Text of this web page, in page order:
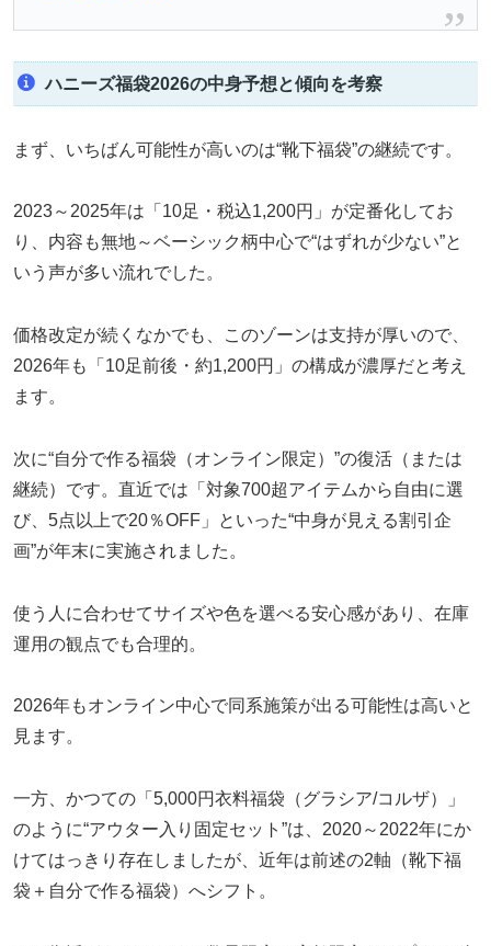
ハニーズ福袋2026の中身予想と傾向を考察
まず、いちばん可能性が高いのは“靴下福袋”の継続です。
2023～2025年は「10足・税込1,200円」が定番化してお
り、内容も無地～ベーシック柄中心で“はずれが少ない”と
いう声が多い流れでした。
価格改定が続くなかでも、このゾーンは支持が厚いので、
2026年も「10足前後・約1,200円」の構成が濃厚だと考え
ます。
次に“自分で作る福袋（オンライン限定）”の復活（または
継続）です。直近では「対象700超アイテムから自由に選
び、5点以上で20％OFF」といった“中身が見える割引企
画”が年末に実施されました。
使う人に合わせてサイズや色を選べる安心感があり、在庫
運用の観点でも合理的。
2026年もオンライン中心で同系施策が出る可能性は高いと
見ます。
一方、かつての「5,000円衣料福袋（グラシア/コルザ）」
のように“アウター入り固定セット”は、2020～2022年にか
けてはっきり存在しましたが、近年は前述の2軸（靴下福
袋＋自分で作る福袋）へシフト。